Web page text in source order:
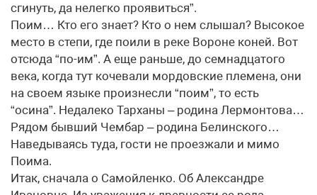
сгинуть, да нелегко проявиться”.
Поим… Кто его знает? Кто о нем слышал? Высокое
место в степи, где поили в реке Вороне коней. Вот
отсюда “по-им”. А еще раньше, до семнадцатого
века, когда тут кочевали мордовские племена, они
на своем языке произнесли “поим”, то есть
“осина”. Недалеко Тарханы – родина Лермонтова…
Рядом бывший Чембар – родина Белинского…
Наведываясь туда, гости не проезжали и мимо
Поима.
Итак, сначала о Самойленко. Об Александре